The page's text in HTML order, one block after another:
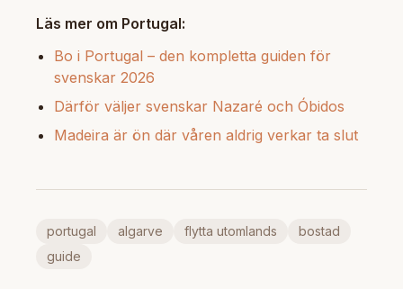
Läs mer om Portugal:
Bo i Portugal – den kompletta guiden för
svenskar 2026
Därför väljer svenskar Nazaré och Óbidos
Madeira är ön där våren aldrig verkar ta slut
portugal algarve flytta utomlands
bostad
guide